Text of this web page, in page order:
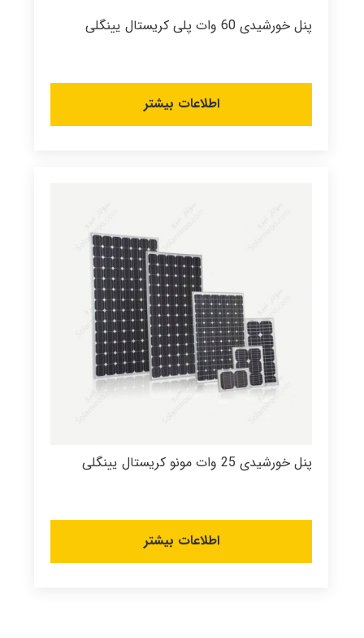
پنل خورشیدی 60 وات پلی کریستال یینگلی
اطلاعات بیشتر
پنل خورشیدی 25 وات مونو کریستال یینگلی
اطلاعات بیشتر